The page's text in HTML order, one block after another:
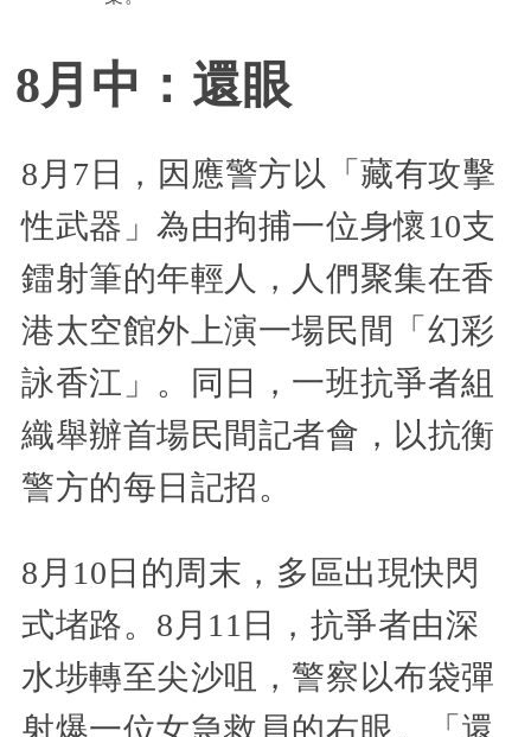
8月中：還眼
8月7日，因應警方以「藏有攻擊
性武器」為由拘捕一位身懷10支
鐳射筆的年輕人，人們聚集在香
港太空館外上演一場民間「幻彩
詠香江」。同日，一班抗爭者組
織舉辦首場民間記者會，以抗衡
警方的每日記招。
8月10日的周末，多區出現快閃
式堵路。8月11日，抗爭者由深
水埗轉至尖沙咀，警察以布袋彈
射爆一位女急救員的右眼。「還